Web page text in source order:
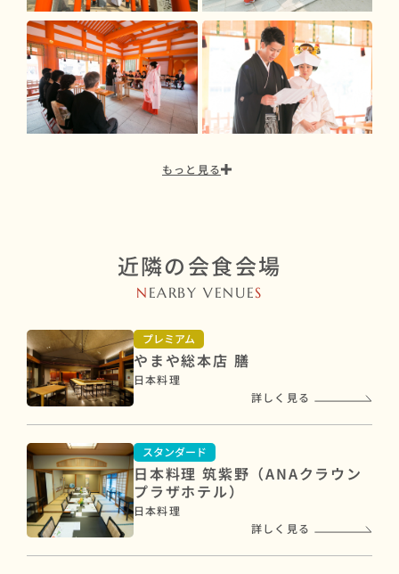
もっと見る
近隣の会食会場
N EARBY VENUES
プレミアム
やまや総本店 膳
日本料理
詳しく見る
スタンダード
日本料理 筑紫野（ANAクラウン
プラザホテル）
日本料理
詳しく見る